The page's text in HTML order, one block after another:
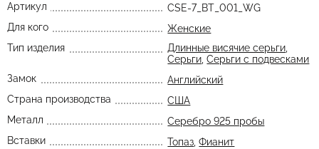
Артикул
CSE-7_BT_001_WG
Для кого
Женские
Тип изделия
Длинные висячие серьги
Серьги ,Серьги с подвесками
Замок
Английский
Страна производства
США
Металл
Серебро 925 пробы
Вставки
Топаз ,Фианит